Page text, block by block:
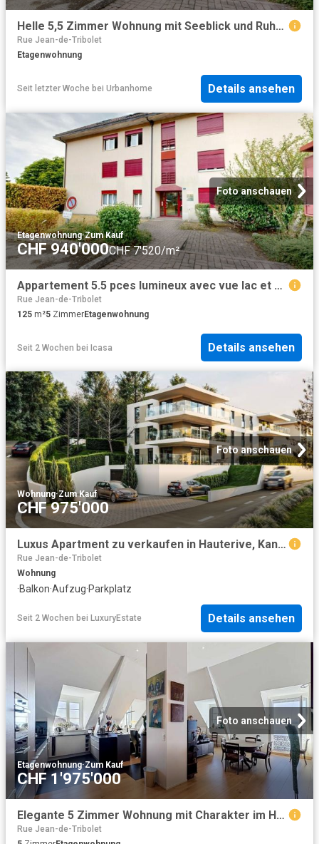
Helle 5,5 Zimmer Wohnung mit Seeblick und Ruhe in Neuchâtel
Rue Jean-de-Tribolet
Etagenwohnung
Seit letzter Woche bei Urbanhome Details ansehen
Foto anschauen
Etagenwohnung·Zum Kauf
CHF 940'000CHF 7'520/m²
Appartement 5.5 pces lumineux avec vue lac et calme à Neuchâtel
Rue Jean-de-Tribolet
125 m²5 ZimmerEtagenwohnung
Seit 2 Wochen bei Icasa Details ansehen
Foto anschauen
Wohnung·Zum Kauf
CHF 975'000
Luxus Apartment zu verkaufen in Hauterive, Kanton Neuenburg
Rue Jean-de-Tribolet
Wohnung
·Balkon·Aufzug·Parkplatz
Seit 2 Wochen bei LuxuryEstate Details ansehen
Foto anschauen
Etagenwohnung·Zum Kauf
CHF 1'975'000
Elegante 5 Zimmer Wohnung mit Charakter im Herzen von Neuchâtel
Rue Jean-de-Tribolet